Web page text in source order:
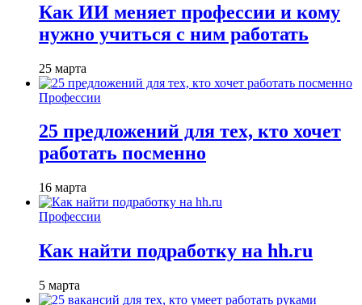
Как ИИ меняет профессии и кому
нужно учиться с ним работать
25 марта
Профессии
25 предложений для тех, кто хочет
работать посменно
16 марта
Профессии
Как найти подработку на hh.ru
5 марта